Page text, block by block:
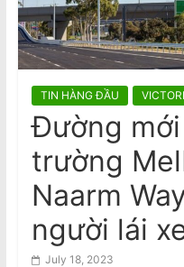
a
m
s
e
N
w
s
p
phụ nữ
Man
Biểu
Hội
Quốc
TIN HÀNG ĐẦU
Đường
trường
Naarm
người lái
July 18, 2023